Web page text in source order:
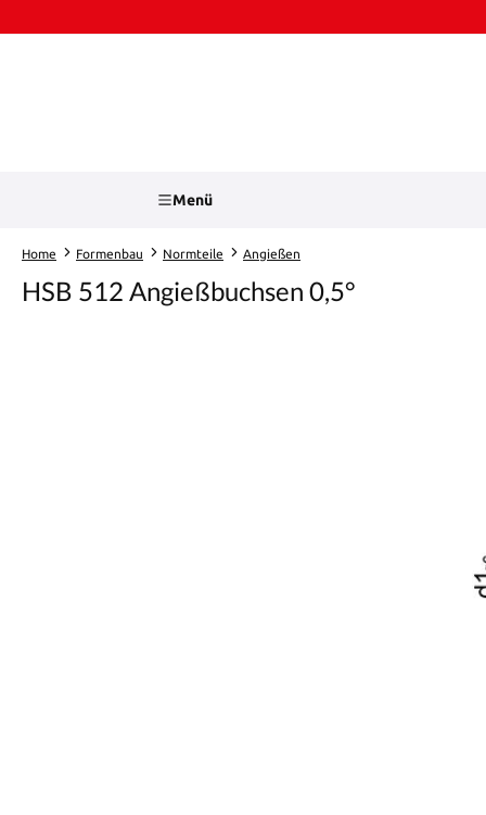
Menü
Home Formenbau Normteile Angießen
HSB 512 Angießbuchsen 0,5°